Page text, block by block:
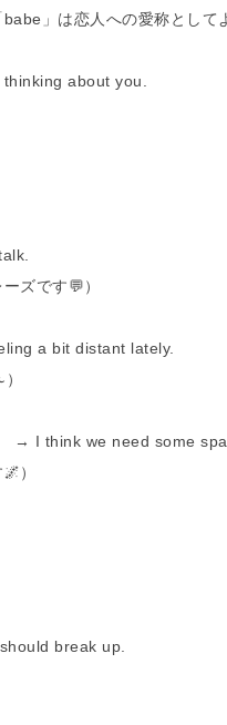
」は恋人への愛称として
about you.
ズです💬）
a bit distant lately.
→ I think we need some
）
break up.